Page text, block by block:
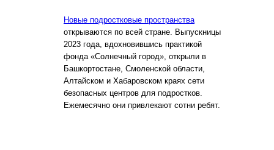
Новые подростковые пространства
открываются по всей стране. Выпускницы
2023 года, вдохновившись практикой
фонда «Солнечный город», открыли в
Башкортостане, Смоленской области,
Алтайском и Хабаровском краях сети
безопасных центров для подростков.
Ежемесячно они привлекают сотни ребят.